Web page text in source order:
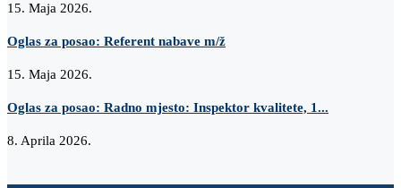
15. Maja 2026.
Oglas za posao: Referent nabave m/ž
15. Maja 2026.
Oglas za posao: Radno mjesto: Inspektor kvalitete, 1...
8. Aprila 2026.